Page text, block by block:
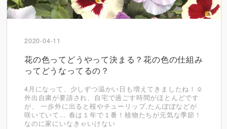
2020-04-11
花の色ってどうやって決まる？花の色の仕組み
ってどうなってるの？
4月になって、少しずつ温かい日も増えてきましたね！☺
外出自粛が要請され、自宅で過ごす時間がほとんどです
が、 一歩外に出ると桜やチューリップ,たんぽぽなどが
咲いていて… 春は１年で１番！植物たちが元気な季節！
なのに家にいなきゃいけない